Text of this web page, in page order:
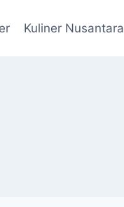
Kuliner Nusantara